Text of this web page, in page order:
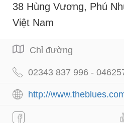
38 Hùng Vương, Phú
Việt Nam
Chỉ đường
02343 837 996 -
http://